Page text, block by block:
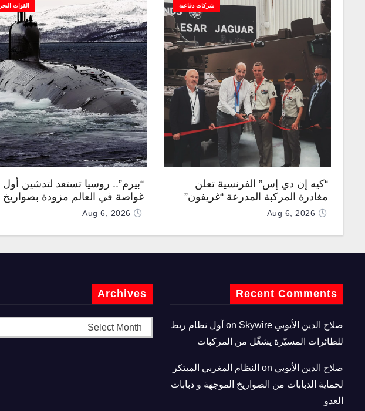
شركات دفاعية
“كيه إن دي إس” الفرنسية تعلن
مغادرة المركبة المدرعة “غريفون”
رقم 1000 لخط الإنتاجAug 6, 2026
القوات
“بيرم”.. روسيا تستعد لتدشين أول
غواصة في العالم مزودة بصواريخ
كروز فرط صوتية
Aug 6, 2026
Recent Comments
صلاح الدين الأيوبي
Skywire أول نظام ربط
للطائرات المسيّرة يشغّل من المركبات
صلاح الدين الأيوبي
النظام المغربي المبتكر
لحماية الدبابات من الصواريخ الموجهة و دبابات
العدو
Archives